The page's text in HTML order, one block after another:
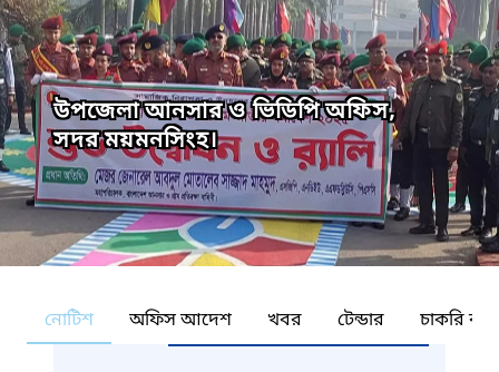
উপজেলা আনসার ও ভিডিপি অফিস,
সদর ময়মনসিংহ।
নোটিশ অফিস আদেশ খবর টেন্ডার চাকরি